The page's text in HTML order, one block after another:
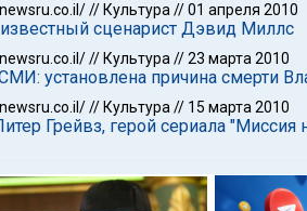
// Культура //01 апреля 2010
сценарист Дэвид Миллс
// Культура //23 марта 2010
установлена причина смерти
// Культура // 15 марта 2010
Грейвз, герой сериала